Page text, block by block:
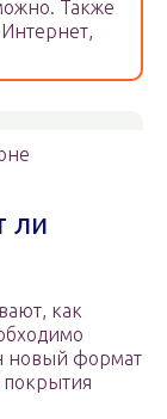
Также
ли
как
новый формат
покрытия